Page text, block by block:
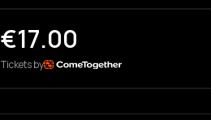
€17.00
Tickets by